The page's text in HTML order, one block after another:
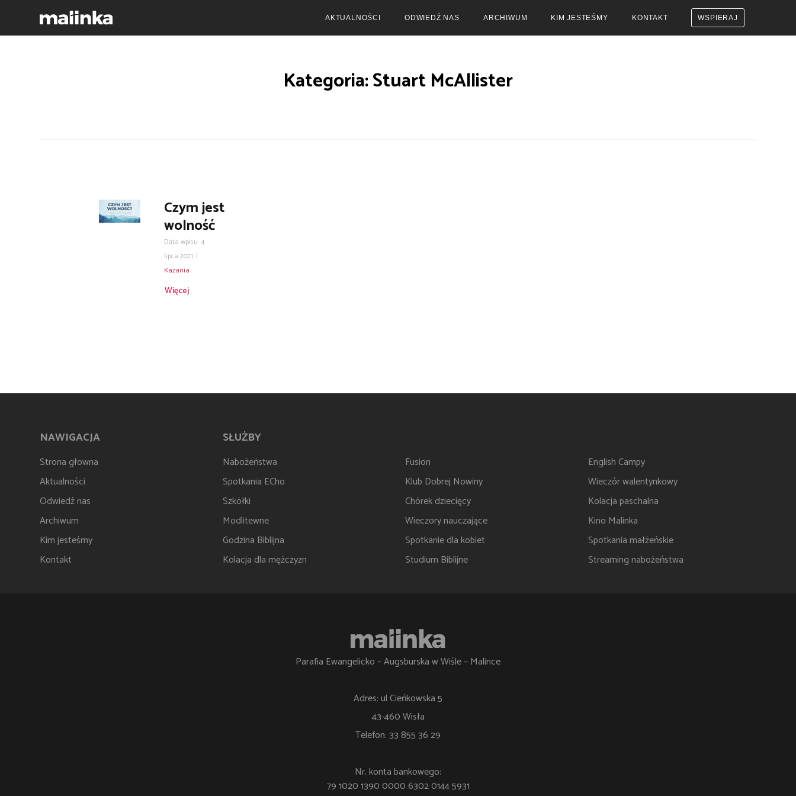
AKTUALNOŚCI ODWIEDŹ NAS ARCHIWUM KIM JESTEŚMY KONTAKT WSPIERAJ
Kategoria: Stuart McAllister
Czym jest
wolność
Data wpisu: 4
lipca 2021 |
Kazania
Więcej
NAWIGACJA
Strona głowna
Aktualności
Odwiedź nas
Archiwum
Kim jesteśmy
Kontakt
SŁUŻBY
Nabożeństwa
Spotkania ECho
Szkółki
Modlitewne
Godzina Biblijna
Kolacja dla mężczyzn
Fusion
Klub Dobrej Nowiny
Chórek dziecięcy
Wieczory nauczające
Spotkanie dla kobiet
Studium Biblijne
English Campy
Wieczór walentynkowy
Kolacja paschalna
Kino Malinka
Spotkania małżeńskie
Streaming nabożeństwa
Parafia Ewangelicko – Augsburska w Wiśle – Malince
Adres: ul Cieńkowska 5
43-460 Wisła
Telefon: 33 855 36 29
Nr. konta bankowego:
79 1020 1390 0000 6302 0144 5931